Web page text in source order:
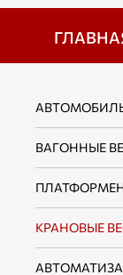
ВАГОННЫЕ
КРАНОВЫЕ